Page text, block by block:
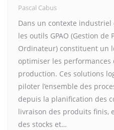
Pascal Cabus
Dans un contexte
les outils GPAO (Gestion
Ordinateur) constituent un
optimiser les performances
production. Ces solutions
piloter l’ensemble des
depuis la planification des
livraison des produits finis,
des stocks et…